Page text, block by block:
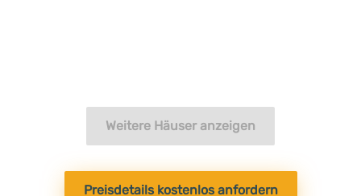
Weitere Häuser anzeigen
Preisdetails kostenlos anfordern